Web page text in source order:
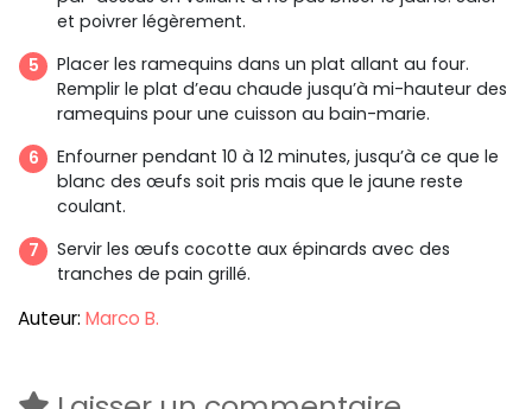
et poivrer légèrement.
Placer les ramequins dans un plat allant au four.
Remplir le plat d’eau chaude jusqu’à mi-hauteur des
ramequins pour une cuisson au bain-marie.
Enfourner pendant 10 à 12 minutes, jusqu’à ce que le
blanc des œufs soit pris mais que le jaune reste
coulant.
Servir les œufs cocotte aux épinards avec des
tranches de pain grillé.
Auteur: Marco B.